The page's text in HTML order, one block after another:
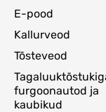
E-pood
Kallurveod
Tõsteveod
furgoonautod ja
kaubikud